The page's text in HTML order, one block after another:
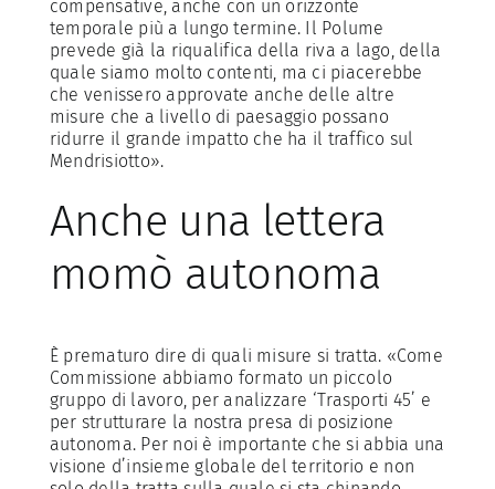
compensative, anche con un orizzonte
temporale più a lungo termine. Il Polume
prevede già la riqualifica della riva a lago, della
quale siamo molto contenti, ma ci piacerebbe
che venissero approvate anche delle altre
misure che a livello di paesaggio possano
ridurre il grande impatto che ha il traffico sul
Mendrisiotto».
Anche una lettera
momò autonoma
È prematuro dire di quali misure si tratta. «Come
Commissione abbiamo formato un piccolo
gruppo di lavoro, per analizzare ‘Trasporti 45’ e
per strutturare la nostra presa di posizione
autonoma. Per noi è importante che si abbia una
visione d’insieme globale del territorio e non